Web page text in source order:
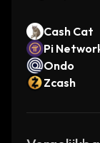
Cash Cat
Pi
Ondo
Zcash